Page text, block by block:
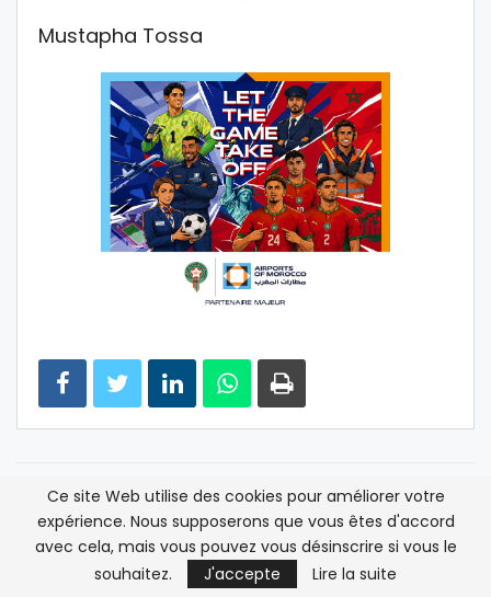
Mustapha Tossa
ARTICLE PRÉCÉDENT
La dette des Etats-Unis
dépasse les 13.000
milliards de dollars
ARTICLE SUIVANT
Roland-Garros –
Srebotnik et Zimojic
sacrés en double mixte
Ce site Web utilise des cookies pour améliorer votre
expérience. Nous supposerons que vous êtes d'accord
avec cela, mais vous pouvez vous désinscrire si vous le
souhaitez.
J'accepte Lire la suite